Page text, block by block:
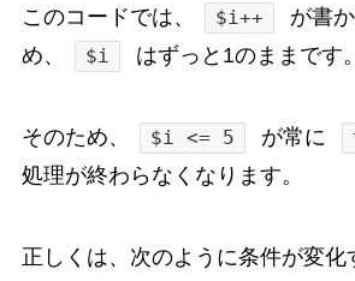
このコードでは、 $i++
が書
め、
$i はずっと1のままです。
そのため、 $i <= 5 が常に
処理が終わらなくなります。
正しくは、次のように条件が変化